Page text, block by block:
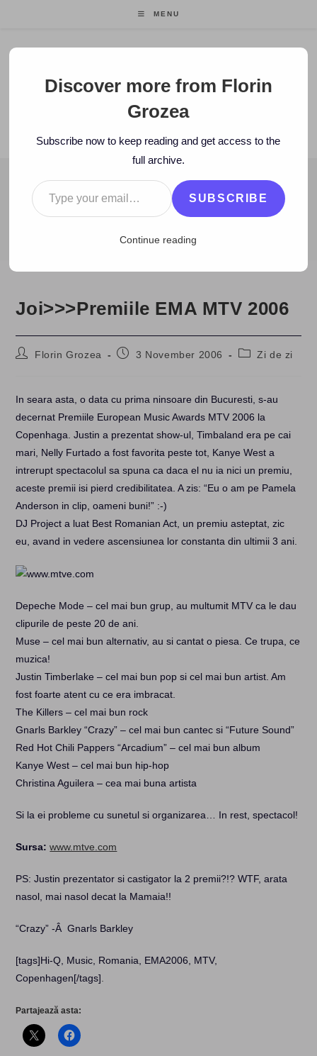
MENU
Florin Grozea
ENTREPRENEUR. FOUNDER/CEO MOCAPP.
BLOG
2006 > November > 3 > Zi de zi > Joi>>>Premiile EMA MTV
Joi>>>Premiile EMA MTV 2006
PostFlorin Grozea
Post3 November 2006
PostZi de zi
In seara asta, o data cu prima ninsoare din Bucuresti, s-au
decernat Premiile European Music Awards MTV 2006 la
Copenhaga. Justin a prezentat show-ul, Timbaland era pe cai
mari, Nelly Furtado a fost favorita peste tot, Kanye West a
intrerupt spectacolul sa spuna ca daca el nu ia nici un premiu,
aceste premii isi pierd credibilitatea. A zis: “Eu o am pe Pamela
Anderson in clip, oameni buni!” :-)
DJ Project a luat Best Romanian Act, un premiu asteptat, zic
eu, avand in vedere ascensiunea lor constanta din ultimii 3 ani.
Depeche Mode – cel mai bun grup, au multumit MTV ca le dau
clipurile de peste 20 de ani.
Muse – cel mai bun alternativ, au si cantat o piesa. Ce trupa, ce
muzica!
Justin Timberlake – cel mai bun pop si cel mai bun artist. Am
fost foarte atent cu ce era imbracat.
The Killers – cel mai bun rock
Gnarls Barkley “Crazy” – cel mai bun cantec si “Future Sound”
Red Hot Chili Pappers “Arcadium” – cel mai bun album
Kanye West – cel mai bun hip-hop
Christina Aguilera – cea mai buna artista
Si la ei probleme cu sunetul si organizarea… In rest, spectacol!
Sursa: www.mtve.com
PS: Justin prezentator si castigator la 2 premii?!? WTF, arata
nasol, mai nasol decat la Mamaia!!
“Crazy” -Â Gnarls Barkley
[tags]Hi-Q, Music, Romania, EMA2006, MTV,
Copenhagen[/tags]
Partajează asta:
Discover more from Florin
Grozea
Subscribe now to keep reading and get access to the
full archive.
Type your email…
SUBSCRIBE
Continue reading